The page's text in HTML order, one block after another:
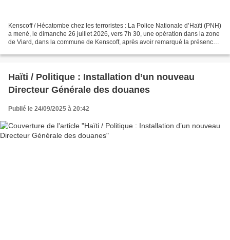
Kenscoff / Hécatombe chez les terroristes : La Police Nationale d’Haïti (PNH)
a mené, le dimanche 26 juillet 2026, vers 7h 30, une opération dans la zone
de Viard, dans la commune de Kenscoff, après avoir remarqué la présence
Haïti / Politique : Installation d’un nouveau
Directeur Générale des douanes
Publié le 24/09/2025 à 20:42